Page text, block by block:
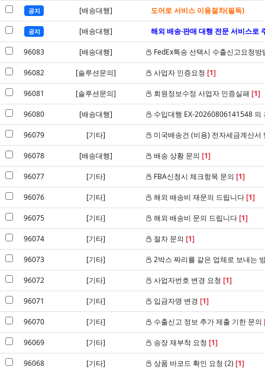
공지 [배송대행] 도어로 서비스 이용절차(필독)
공지 [배송대행] 해외 배송·판매 대행 전문 서비스로
96083 [배송대행] FedEx특송 선택시 수출신고요청방
96082 [솔루션문의] 사업자 인증요청 [1]
96081 [솔루션문의] 회원정보수정 사업자 인증실패 [1]
96080 [배송대행] 수입대행 EX-20260806141548 의
96079 [기타] 미국배송건 (비용) 전자세금계산
96078 [배송대행] 배송 상황 문의 [1]
96077 [기타] FBA신청시 체크항목 문의 [1]
96076 [기타] 해외 배송비 재문의 드립니다[1]
96075 [기타] 해외 배송비 문의 드립니다[1]
96074 [기타] 절차 문의 [1]
96073 [기타] 2박스 짜리를 같은 업체로 보내는
96072 [기타] 사업자번호 변경 요청 [1]
96071 [기타] 입금자명 변경 [1]
96070 [기타] 수출신고 정보 추가 제출 기한 문의
96069 [기타] 송장 재부착 요청 [1]
96068 [기타] 상품 바코드 확인 요청 (2) [1]